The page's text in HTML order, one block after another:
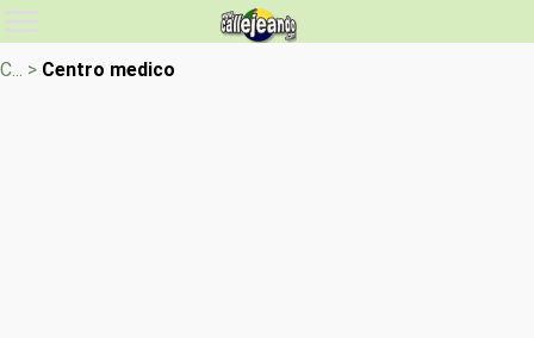
C... > Centro medico